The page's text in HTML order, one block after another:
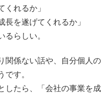
くれるか」
長を遂げてくれるか」
らしい。
関係ない話や、自分個人の
す。
したら、「会社の事業を成